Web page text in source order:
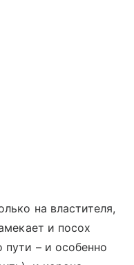
на властителя,
и посох
пути – и особенно